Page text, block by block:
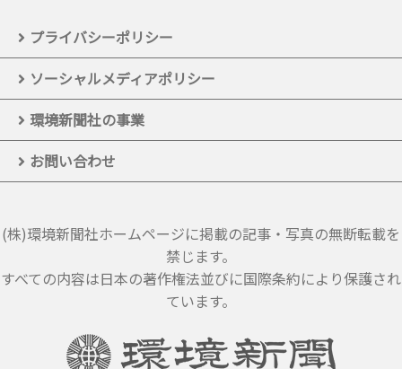
プライバシーポリシー
ソーシャルメディアポリシー
環境新聞社の事業
お問い合わせ
(株)環境新聞社ホームページに掲載の記事・写真の無断転載を
禁じます。
すべての内容は日本の著作権法並びに国際条約により保護され
ています。